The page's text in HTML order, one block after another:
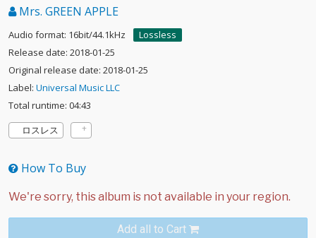
Mrs. GREEN APPLE
Audio format: 16bit/44.1kHz
Lossless
Release date: 2018-01-25
Original release date: 2018-01-25
Label: Universal Music LLC
Total runtime: 04:43
ロスレス
How To Buy
Add all to Cart